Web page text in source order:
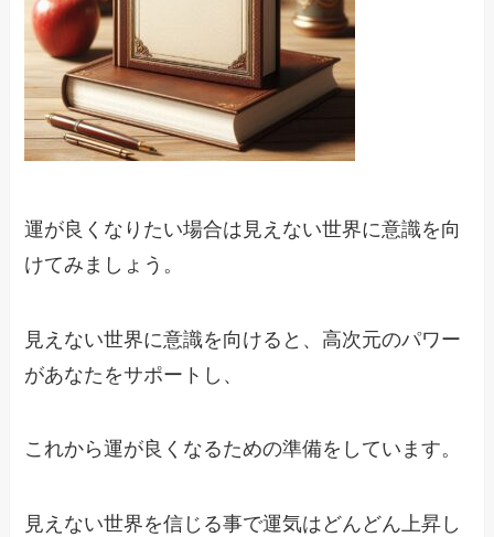
運が良くなりたい場合は見えない世界に意識を向
けてみましょう。
見えない世界に意識を向けると、高次元のパワー
があなたをサポートし、
これから運が良くなるための準備をしています。
見えない世界を信じる事で運気はどんどん上昇し